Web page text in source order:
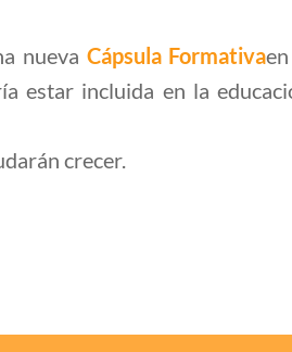
nueva Cápsula Formativa
estar incluida en la
crecer.